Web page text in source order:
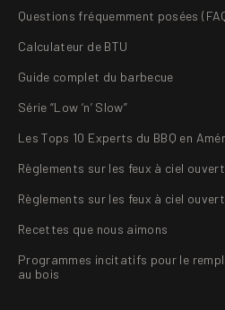
Questions fréquemment posées
Calculateur de BTU
Guide complet du barbecue
Série “Low ‘n’ Slow”
Les Tops 10 Experts du BBQ en
Règlements sur les feux à ciel
Règlements sur les feux à ciel
Recettes que nous aimons
Programmes incitatifs pour le
au bois